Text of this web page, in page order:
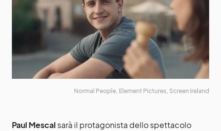
Normal People, Element Pictures, Screen Ireland
Paul Mescal sarà il protagonista dello spettacolo